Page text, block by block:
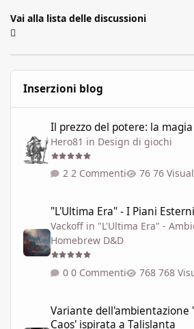
Vai alla lista delle discussioni
Inserzioni blog
Il prezzo del potere: la
Hero81 in Design di giochi
2 Commenti 76
"L'Ultima Era" - I Piani Esterni
Vackoff in "L'Ultima Era" -
Homebrew D&D
0 Commenti 768
Variante dell'ambientazione
Caos' ispirata a Talislanta